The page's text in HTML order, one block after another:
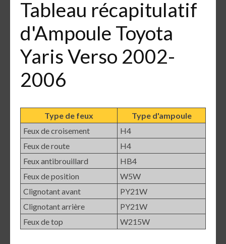
Tableau récapitulatif
d'Ampoule Toyota
Yaris Verso 2002-
2006
Type de feux
Type d'ampoule
Feux de croisement
H4
Feux de route
H4
Feux antibrouillard
HB4
Feux de position
W5W
Clignotant avant
PY21W
Clignotant arrière
PY21W
Feux de top
W215W